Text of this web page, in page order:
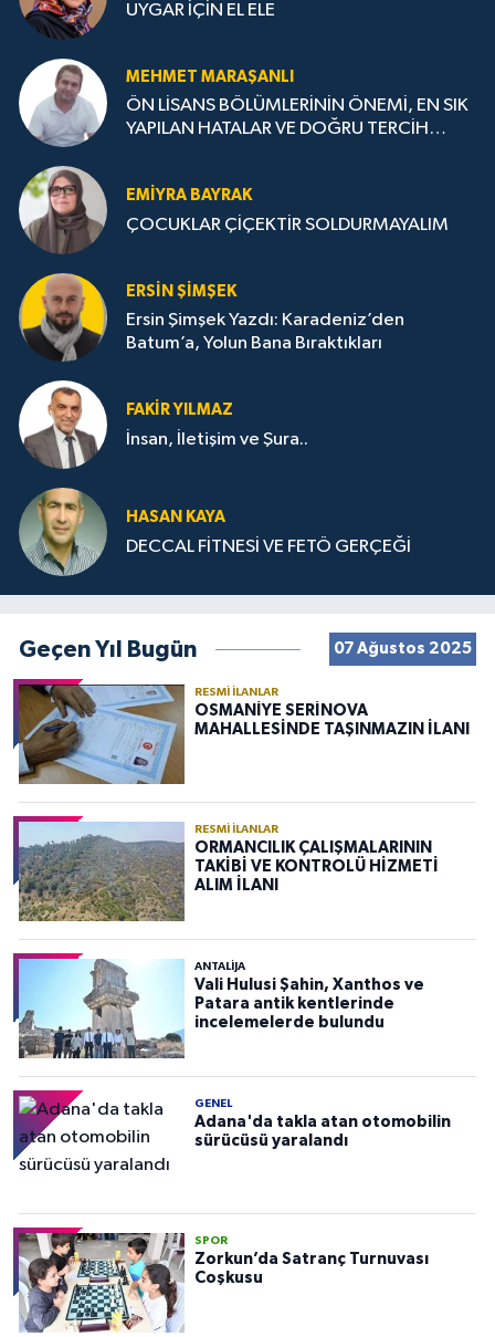
UYGAR İÇİN EL ELE
MEHMET MARAŞANLI
ÖN LİSANS BÖLÜMLERİNİN ÖNEMİ, EN SIK
YAPILAN HATALAR VE DOĞRU TERCİH
EMIYRA BAYRAK
ÇOCUKLAR ÇİÇEKTİR SOLDURMAYALIM
ERSIN ŞIMŞEK
Ersin Şimşek Yazdı: Karadeniz’den
Batum’a, Yolun Bana Bıraktıkları
FAKIR YILMAZ
İnsan, İletişim ve Şura..
HASAN KAYA
DECCAL FİTNESİ VE FETÖ GERÇEĞİ
Geçen Yıl Bugün 07 Ağustos 2025
RESMI İLANLAR
OSMANİYE SERİNOVA
MAHALLESİNDE TAŞINMAZIN İLANI
RESMI İLANLAR
ORMANCILIK ÇALIŞMALARININ
TAKİBİ VE KONTROLÜ HİZMETİ
ALIM İLANI
ANTALIJA
Vali Hulusi Şahin, Xanthos ve
Patara antik kentlerinde
incelemelerde bulundu
GENEL
Adana'da takla atan otomobilin
sürücüsü yaralandı
SPOR
Zorkun’da Satranç Turnuvası
Coşkusu